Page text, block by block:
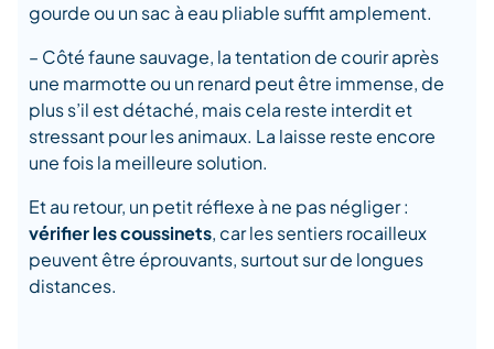
gourde ou un sac à eau pliable suffit amplement.
– Côté faune sauvage, la tentation de courir après
une marmotte ou un renard peut être immense, de
plus s’il est détaché, mais cela reste interdit et
stressant pour les animaux. La laisse reste encore
une fois la meilleure solution.
Et au retour, un petit réflexe à ne pas négliger :
vérifier les coussinets, car les sentiers rocailleux
peuvent être éprouvants, surtout sur de longues
distances.